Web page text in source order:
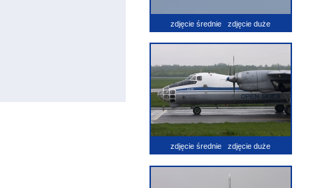
zdjęcie średnie zdjęcie duże
zdjęcie średnie zdjęcie duże